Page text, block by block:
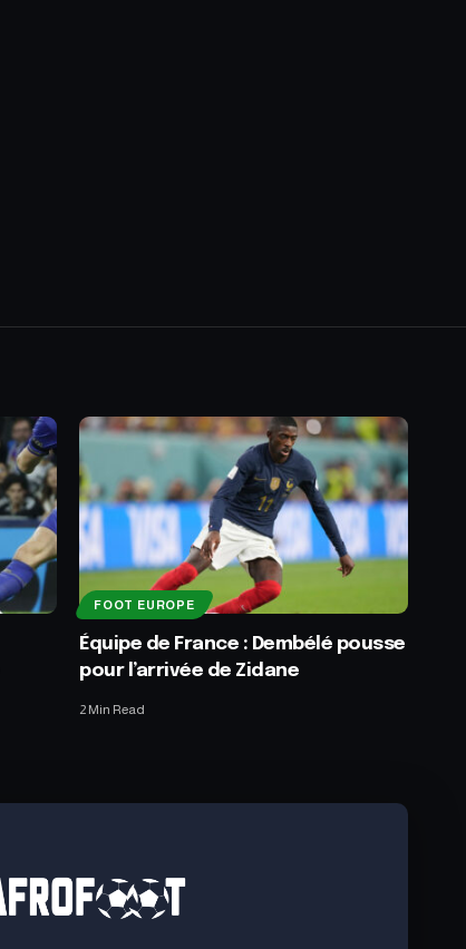
FOOT EUROPE
Équipe de France : Dembélé pousse
pour l’arrivée de Zidane
2 Min Read